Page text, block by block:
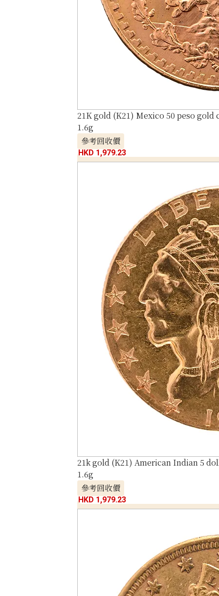
21K gold (K21) Mexico 50 peso gold
1.6g
參考回收價
HKD 1,979.23
21k gold (K21) American Indian 5
1.6g
參考回收價
HKD 1,979.23